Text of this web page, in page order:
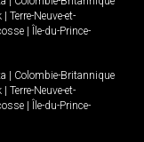
| Terre-Neuve-et-
| Île-du-Prince-
| Colombie-Britannique
| Terre-Neuve-et-
| Île-du-Prince-